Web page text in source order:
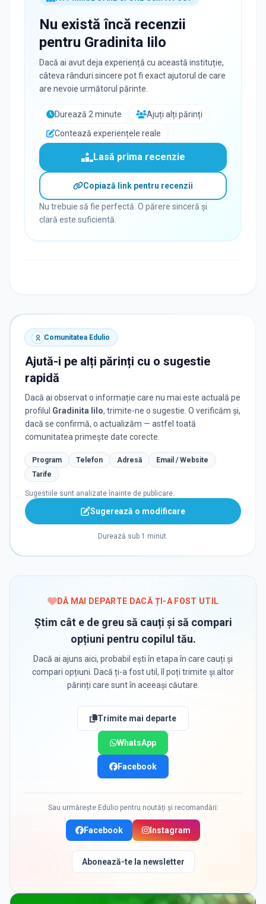
Nu există încă recenzii
pentru Gradinita Iilo
Dacă ai avut deja experiență cu această instituție,
câteva rânduri sincere pot fi exact ajutorul de care
are nevoie următorul părinte.
Durează 2 minute
Ajuți alți părinți
Contează experiențele reale
Lasă prima recenzie
Copiază link pentru recenzii
Nu trebuie să fie perfectă. O părere sinceră și
clară este suficientă.
Comunitatea Edulio
Ajută-i pe alți părinți cu o sugestie
rapidă
Dacă ai observat o informație care nu mai este actuală pe
profilul Gradinita Iilo, trimite-ne o sugestie. O verificăm și,
dacă se confirmă, o actualizăm — astfel toată
comunitatea primește date corecte.
Program Telefon Adresă
Email / Website
Tarife
Sugestiile sunt analizate înainte de publicare.
Sugerează o modificare
Durează sub 1 minut.
DĂ MAI DEPARTE DACĂ ȚI-A FOST UTIL
Știm cât e de greu să cauți și să compari
opțiuni pentru copilul tău.
Dacă ai ajuns aici, probabil ești în etapa în care cauți și
compari opțiuni. Dacă ți-a fost util, îl poți trimite și altor
părinți care sunt în aceeași căutare.
Trimite mai departe
WhatsApp
Facebook
Sau urmărește Edulio pentru noutăți și recomandări:
Facebook Instagram
Abonează-te la newsletter